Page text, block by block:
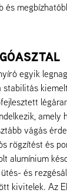
és
egyik
amely
vágás
rögzítést és
alumínium
és
kivitelek. Az